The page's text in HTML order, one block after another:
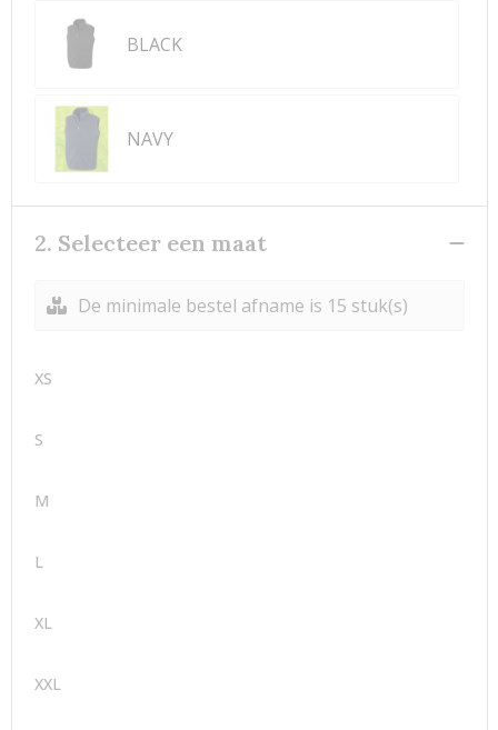
BLACK
NAVY
2. Selecteer een maat
De minimale bestel afname is 15 stuk(s)
XS
S
M
L
XL
XXL